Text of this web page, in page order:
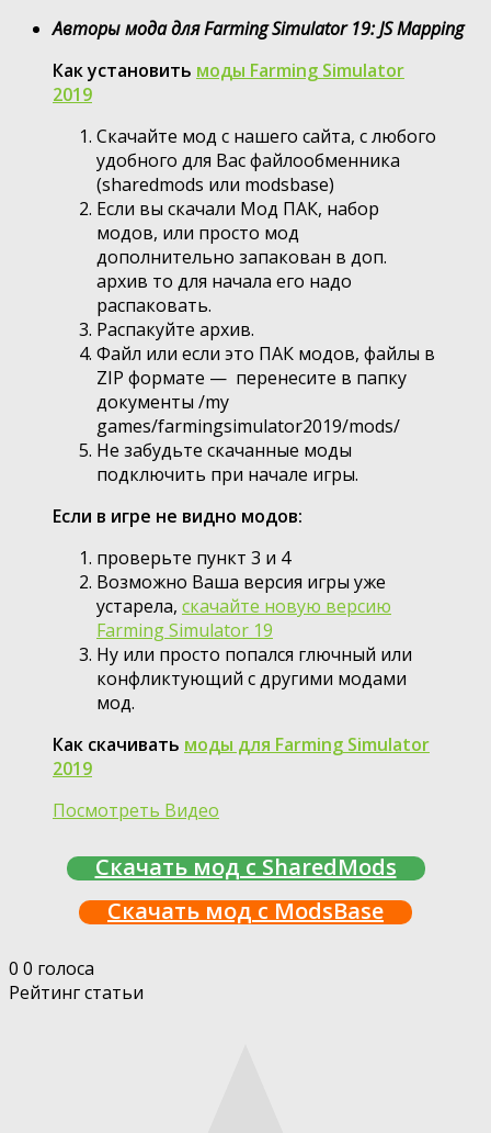
Авторы мода для Farming Simulator 19: JS Mapping
Как установить моды Farming Simulator
2019
Скачайте мод с нашего сайта, с любого
удобного для Вас файлообменника
(sharedmods или modsbase)
Если вы скачали Мод ПАК, набор
модов, или просто мод
дополнительно запакован в доп.
архив то для начала его надо
распаковать.
Распакуйте архив.
Файл или если это ПАК модов, файлы в
ZIP формате — перенесите в папку
документы /my
games/farmingsimulator2019/mods/
Не забудьте скачанные моды
подключить при начале игры.
Если в игре не видно модов:
проверьте пункт 3 и 4
Возможно Ваша версия игры уже
устарела, скачайте новую версию
Farming Simulator 19
Ну или просто попался глючный или
конфликтующий с другими модами
мод.
Как скачивать моды для Farming Simulator
2019
Посмотреть Видео
Скачать мод с SharedMods
Скачать мод с ModsBase
0 0 голоса
Рейтинг статьи